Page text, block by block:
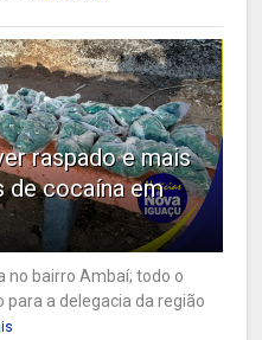
raspado e mais
de cocaína em
no bairro Ambaí; todo o
a delegacia da região